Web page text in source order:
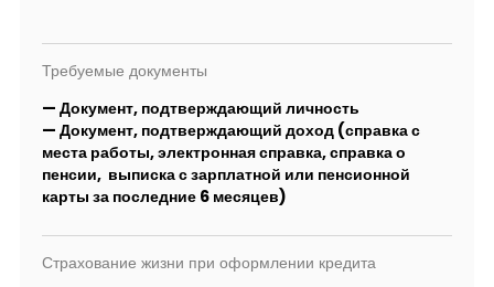
Требуемые документы
— Документ, подтверждающий личность
— Документ, подтверждающий доход (справка с
места работы, электронная справка, справка о
пенсии, выписка с зарплатной или пенсионной
карты за последние 6 месяцев)
Страхование жизни при оформлении кредита